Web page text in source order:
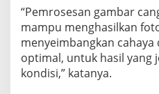
“Pemrosesan gambar
mampu menghasilkan
menyeimbangkan cahaya
optimal, untuk hasil yang
kondisi,” katanya.